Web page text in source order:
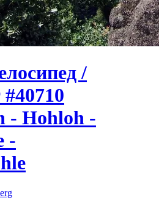
/
- Hohloh -
-